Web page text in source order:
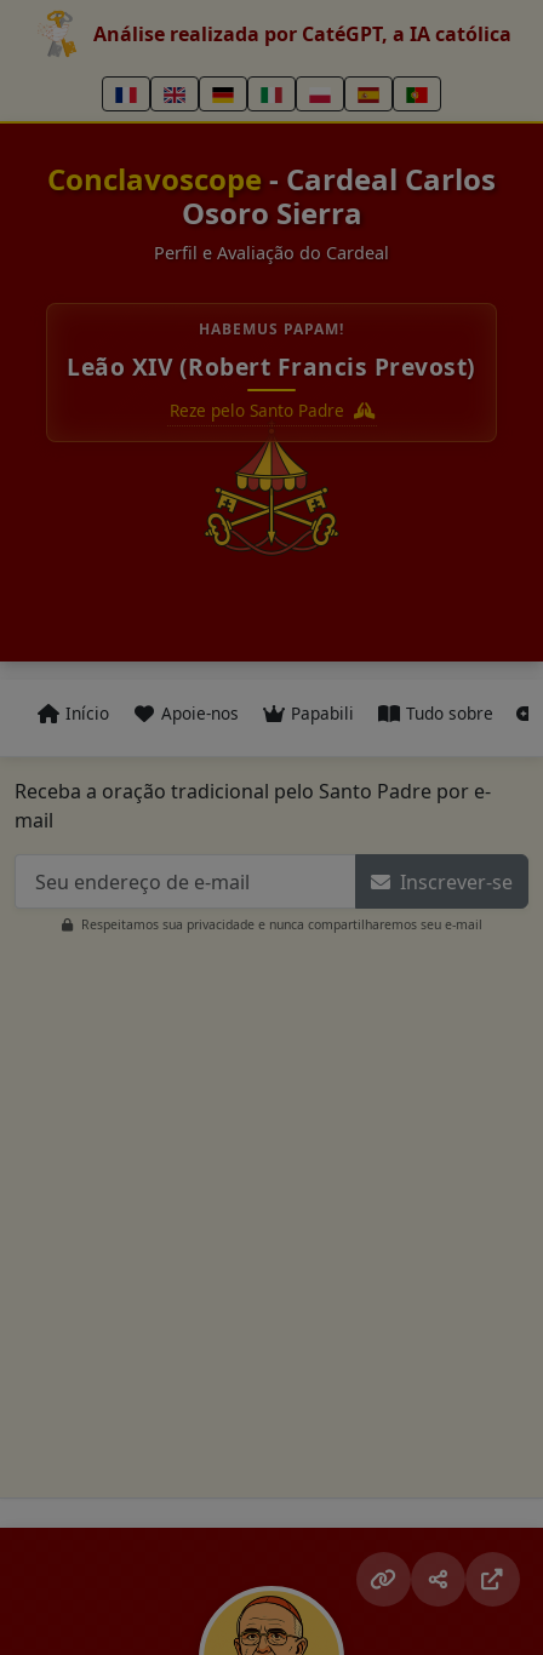
Análise realizada por CatéGPT, a IA católica
Conclavoscope - Cardeal Carlos
Osoro Sierra
Perfil e Avaliação do Cardeal
HABEMUS PAPAM!
Leão XIV (Robert Francis Prevost)
Reze pelo Santo Padre
Início Apoie-nos Papabili Tudo sobre
Receba a oração tradicional pelo Santo Padre por e-
mail
Inscrever-se
Respeitamos sua privacidade e nunca compartilharemos seu e-mail